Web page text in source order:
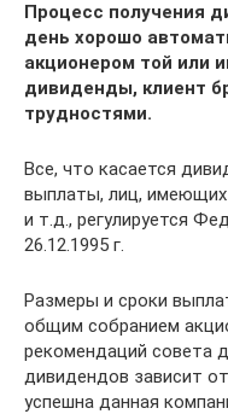
Процесс получения
день хорошо
акционером той или
дивиденды, клиент
трудностями.
Все, что касается
выплаты, лиц, имеющих
и т.д., регулируется
26.12.1995 г.
Размеры и сроки
общим собранием
рекомендаций совета
дивидендов зависит
успешна данная